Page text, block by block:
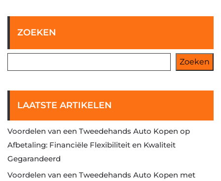
ZOEKEN
Zoeken
LAATSTE ARTIKELEN
Voordelen van een Tweedehands Auto Kopen op
Afbetaling: Financiële Flexibiliteit en Kwaliteit
Gegarandeerd
Voordelen van een Tweedehands Auto Kopen met